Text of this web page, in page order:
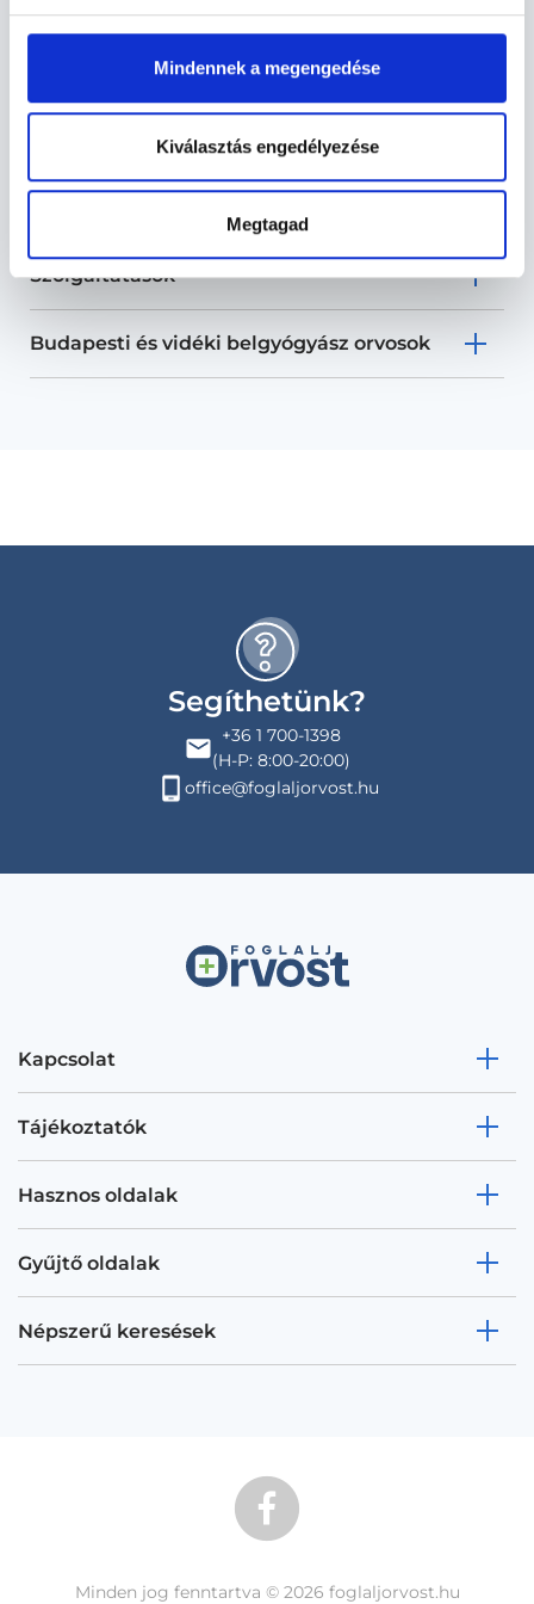
Mindennek a megengedése
Kiválasztás engedélyezése
Megtagad
Belgyógyász - Belgyógyászat
Belgyógyászat TERÜLETHEZ KAPCSOLÓDÓ
Szolgáltatások
Budapesti és vidéki belgyógyász orvosok
Segíthetünk?
+36 1 700-1398
(H-P: 8:00-20:00)
office@foglaljorvost.hu
Kapcsolat
Tájékoztatók
Hasznos oldalak
Gyűjtő oldalak
Népszerű keresések
Minden jog fenntartva © 2026 foglaljorvost.hu